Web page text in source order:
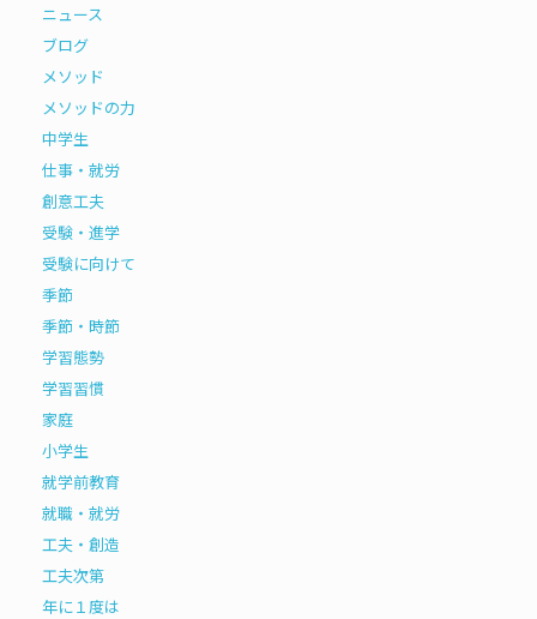
ニュース
ブログ
メソッド
メソッドの力
中学生
仕事・就労
創意工夫
受験・進学
受験に向けて
季節
季節・時節
学習態勢
学習習慣
家庭
小学生
就学前教育
就職・就労
工夫・創造
工夫次第
年に１度は